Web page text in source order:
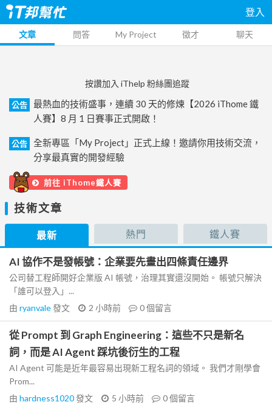
登入
文章 問答 My Project 徵才 聊天
按讚加入 iThelp 粉絲團追蹤
公告
最熱血的技術盛事，連續 30 天的修煉【2026 iThome 鐵
人賽】8 月 1 日賽事正式開啟！
公告
全新專區「My Project」正式上線！邀請你用技術交流，
分享最真實的開發經驗
前往 iThome鐵人賽
技術文章
最新 熱門 鐵人賽
AI 協作不是發帳號：企業要先畫出四條責任邊界
公司替工程師開好企業版 AI 帳號，治理其實還沒開始。 帳號只解決
「誰可以登入」...
由 ryanvale發文 2 小時前 0個留言
從 Prompt 到 Graph Engineering：這些不只是新名
詞，而是 AI Agent 踩坑後衍生的工程
AI Agent 可能是近年最容易出現新工程名詞的領域。 我們才剛學會
Prom...
由 hardness1020發文 5 小時前 0個留言